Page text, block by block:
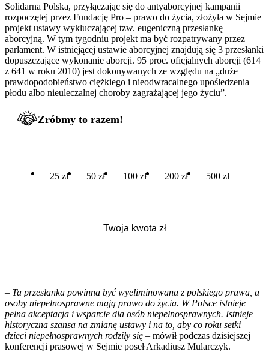
Solidarna Polska, przyłączając się do antyaborcyjnej kampanii
rozpoczętej przez Fundację Pro – prawo do życia, złożyła w Sejmie
projekt ustawy wykluczającej tzw. eugeniczną przesłankę
aborcyjną. W tym tygodniu projekt ma być rozpatrywany przez
parlament. W istniejącej ustawie aborcyjnej znajdują się 3 przesłanki
dopuszczające wykonanie aborcji. 95 proc. oficjalnych aborcji (614
z 641 w roku 2010) jest dokonywanych ze względu na „duże
prawdopodobieństwo ciężkiego i nieodwracalnego upośledzenia
płodu albo nieuleczalnej choroby zagrażającej jego życiu”.
Zróbmy to razem!
25 zł 50 zł 100 zł 200 zł 500 zł
– Ta przesłanka powinna być wyeliminowana z polskiego prawa, a
osoby niepełnosprawne mają prawo do życia. W Polsce istnieje
pełna akceptacja i wsparcie dla osób niepełnosprawnych. Istnieje
historyczna szansa na zmianę ustawy i na to, aby co roku setki
dzieci niepełnosprawnych rodziły się – mówił podczas dzisiejszej
konferencji prasowej w Sejmie poseł Arkadiusz Mularczyk.